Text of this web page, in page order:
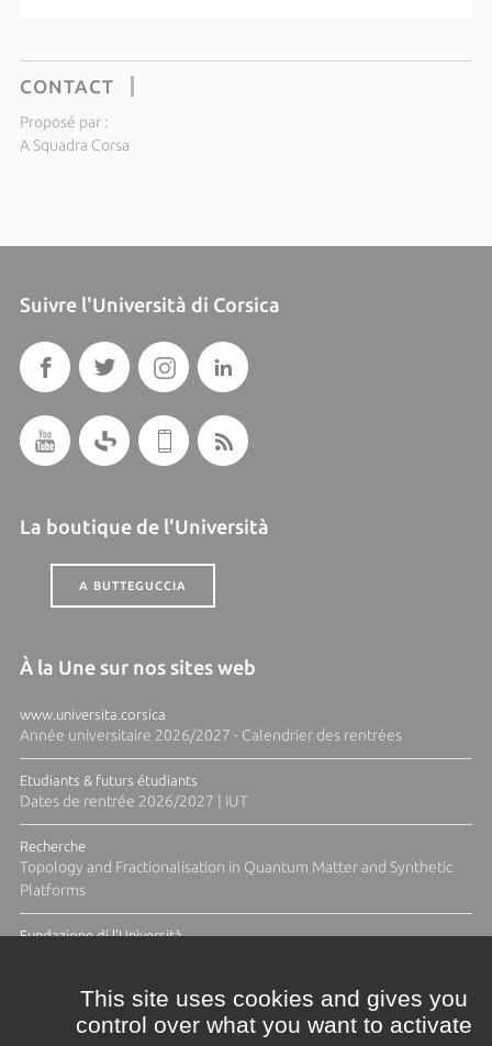
CONTACT
Proposé par :
A Squadra Corsa
Suivre l'Università di Corsica
La boutique de l'Università
A BUTTEGUCCIA
À la Une sur nos sites web
www.universita.corsica
Année universitaire 2026/2027 - Calendrier des rentrées
Etudiants & futurs étudiants
Dates de rentrée 2026/2027 | IUT
Recherche
Topology and Fractionalisation in Quantum Matter and Synthetic
Platforms
Fundazione di l'Università
This site uses cookies and gives you
control over what you want to activate